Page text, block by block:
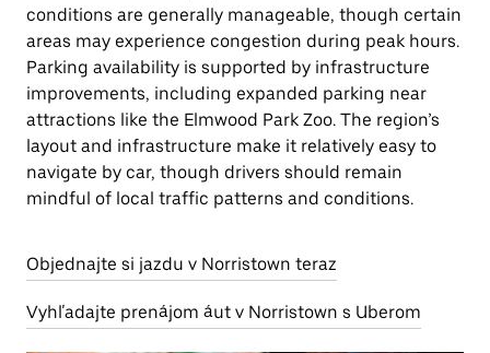
conditions are generally manageable, though certain
areas may experience congestion during peak hours.
Parking availability is supported by infrastructure
improvements, including expanded parking near
attractions like the Elmwood Park Zoo. The region’s
layout and infrastructure make it relatively easy to
navigate by car, though drivers should remain
mindful of local traffic patterns and conditions.
Objednajte si jazdu v Norristown teraz
Vyhľadajte prenájom áut v Norristown s Uberom